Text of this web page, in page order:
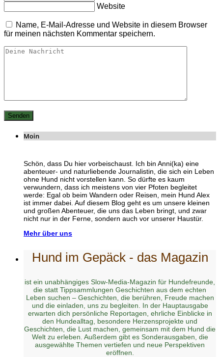
Website
Name, E-Mail-Adresse und Website in diesem Browser
für meinen nächsten Kommentar speichern.
Moin
Schön, dass Du hier vorbeischaust. Ich bin Anni(ka) eine
abenteuer- und naturliebende Journalistin, die sich ein Leben
ohne Hund nicht vorstellen kann. So dürfte es kaum
verwundern, dass ich meistens von vier Pfoten begleitet
werde: Egal ob beim Wandern oder Reisen, mein Hund Alex
ist immer dabei. Auf diesem Blog geht es um unsere kleinen
und großen Abenteuer, die uns das Leben bringt, und zwar
nicht nur in der Ferne, sondern auch vor unserer Haustür.
Mehr über uns
Hund im Gepäck - das Magazin
ist ein unabhängiges Slow-Media-Magazin für Hundefreunde,
die statt Tippsammlungen Geschichten aus dem echten
Leben suchen – Geschichten, die berühren, Freude machen
und die einladen, uns zu begleiten. In der Hauptausgabe
erwarten dich persönliche Reportagen, ehrliche Einblicke in
den Hundealltag, besondere Herzensprojekte und
Geschichten, die Lust machen, gemeinsam mit dem Hund die
Welt zu erleben. Außerdem gibt es Sonderausgaben, die
ausgewählte Themen vertiefen und neue Perspektiven
eröffnen.